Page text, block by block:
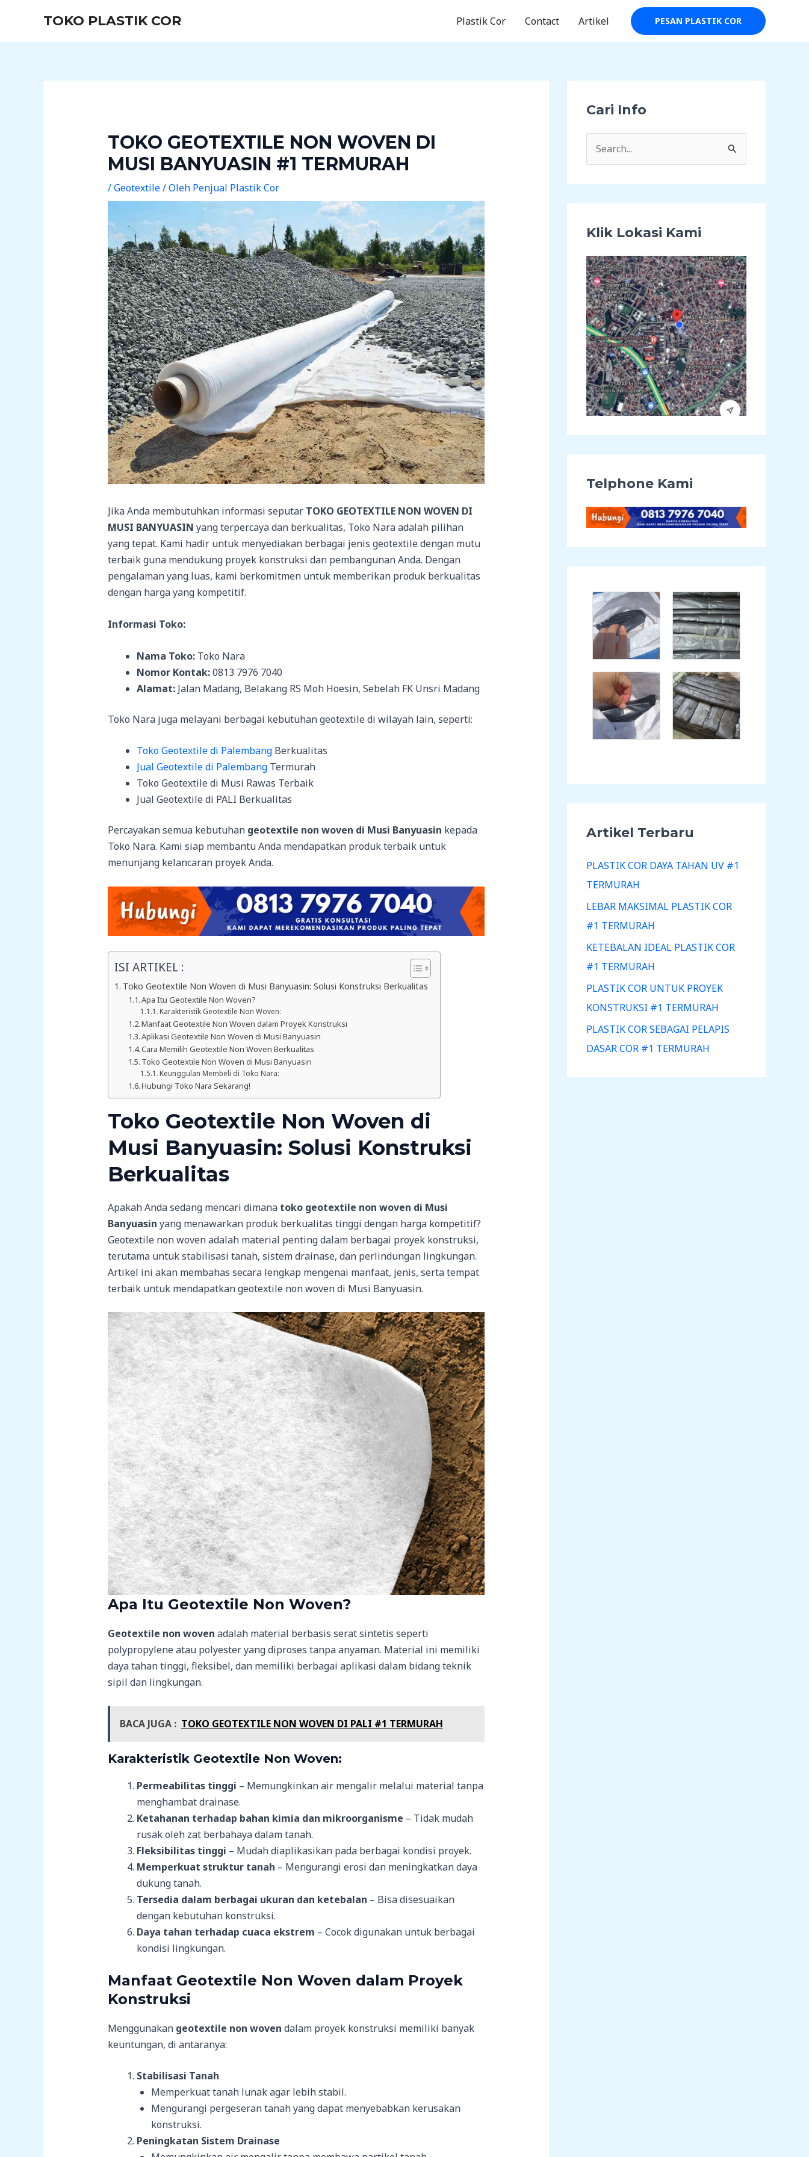
konten
TOKO PLASTIK COR Plastik Cor Contact Artikel PESAN PLASTIK COR
TOKO GEOTEXTILE NON WOVEN DI
MUSI BANYUASIN #1 TERMURAH
/Geotextile/ Oleh Penjual Plastik Cor
Jika Anda membutuhkan informasi seputar TOKO GEOTEXTILE NON WOVEN DI
MUSI BANYUASIN yang terpercaya dan berkualitas, Toko Nara adalah pilihan
yang tepat. Kami hadir untuk menyediakan berbagai jenis geotextile dengan mutu
terbaik guna mendukung proyek konstruksi dan pembangunan Anda. Dengan
pengalaman yang luas, kami berkomitmen untuk memberikan produk berkualitas
dengan harga yang kompetitif.
Informasi Toko:
Nama Toko:Toko Nara
Nomor Kontak:0813 7976 7040
Alamat:Jalan Madang, Belakang RS Moh Hoesin, Sebelah FK Unsri Madang
Toko Nara juga melayani berbagai kebutuhan geotextile di wilayah lain, seperti:
Toko Geotextile di PalembangBerkualitas
Jual Geotextile di PalembangTermurah
Toko Geotextile di Musi Rawas Terbaik
Jual Geotextile di PALI Berkualitas
Percayakan semua kebutuhan geotextile non woven di Musi Banyuasin kepada
Toko Nara. Kami siap membantu Anda mendapatkan produk terbaik untuk
menunjang kelancaran proyek Anda.
ISI ARTIKEL :
Toko Geotextile Non Woven di Musi Banyuasin: Solusi Konstruksi Berkualitas
Apa Itu Geotextile Non Woven?
Karakteristik Geotextile Non Woven:
Manfaat Geotextile Non Woven dalam Proyek Konstruksi
Aplikasi Geotextile Non Woven di Musi Banyuasin
Cara Memilih Geotextile Non Woven Berkualitas
Toko Geotextile Non Woven di Musi Banyuasin
Keunggulan Membeli di Toko Nara:
Hubungi Toko Nara Sekarang!
Toko Geotextile Non Woven di
Musi Banyuasin: Solusi Konstruksi
Berkualitas
Apakah Anda sedang mencari dimana toko geotextile non woven di Musi
Banyuasin yang menawarkan produk berkualitas tinggi dengan harga kompetitif?
Geotextile non woven adalah material penting dalam berbagai proyek konstruksi,
terutama untuk stabilisasi tanah, sistem drainase, dan perlindungan lingkungan.
Artikel ini akan membahas secara lengkap mengenai manfaat, jenis, serta tempat
terbaik untuk mendapatkan geotextile non woven di Musi Banyuasin.
Apa Itu Geotextile Non Woven?
Geotextile non woven adalah material berbasis serat sintetis seperti
polypropylene atau polyester yang diproses tanpa anyaman. Material ini memiliki
daya tahan tinggi, fleksibel, dan memiliki berbagai aplikasi dalam bidang teknik
sipil dan lingkungan.
BACA JUGA : TOKO GEOTEXTILE NON WOVEN DI PALI #1 TERMURAH
Karakteristik Geotextile Non Woven:
Permeabilitas tinggi – Memungkinkan air mengalir melalui material tanpa
menghambat drainase.
Ketahanan terhadap bahan kimia dan mikroorganisme – Tidak mudah
rusak oleh zat berbahaya dalam tanah.
Fleksibilitas tinggi – Mudah diaplikasikan pada berbagai kondisi proyek.
Memperkuat struktur tanah – Mengurangi erosi dan meningkatkan daya
dukung tanah.
Tersedia dalam berbagai ukuran dan ketebalan – Bisa disesuaikan
dengan kebutuhan konstruksi.
Daya tahan terhadap cuaca ekstrem – Cocok digunakan untuk berbagai
kondisi lingkungan.
Manfaat Geotextile Non Woven dalam Proyek
Konstruksi
Menggunakan geotextile non woven dalam proyek konstruksi memiliki banyak
keuntungan, di antaranya:
Stabilisasi Tanah
Memperkuat tanah lunak agar lebih stabil.
Mengurangi pergeseran tanah yang dapat menyebabkan kerusakan
konstruksi.
Peningkatan Sistem Drainase
navigation
Cari Info
u
t
u
k
:
Klik Lokasi Kami
Telphone Kami
Artikel Terbaru
PLASTIK COR DAYA TAHAN UV #1
TERMURAH
LEBAR MAKSIMAL PLASTIK COR
#1 TERMURAH
KETEBALAN IDEAL PLASTIK COR
#1 TERMURAH
PLASTIK COR UNTUK PROYEK
KONSTRUKSI #1 TERMURAH
PLASTIK COR SEBAGAI PELAPIS
DASAR COR #1 TERMURAH